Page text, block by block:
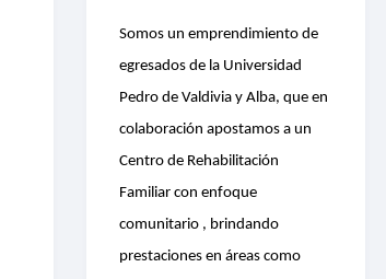
Somos un emprendimiento de
egresados de la Universidad
Pedro de Valdivia y Alba, que en
colaboración apostamos a un
Centro de Rehabilitación
Familiar con enfoque
comunitario , brindando
prestaciones en áreas como